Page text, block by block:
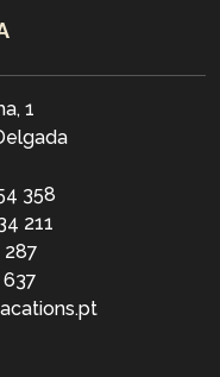
1
358
211
287
637